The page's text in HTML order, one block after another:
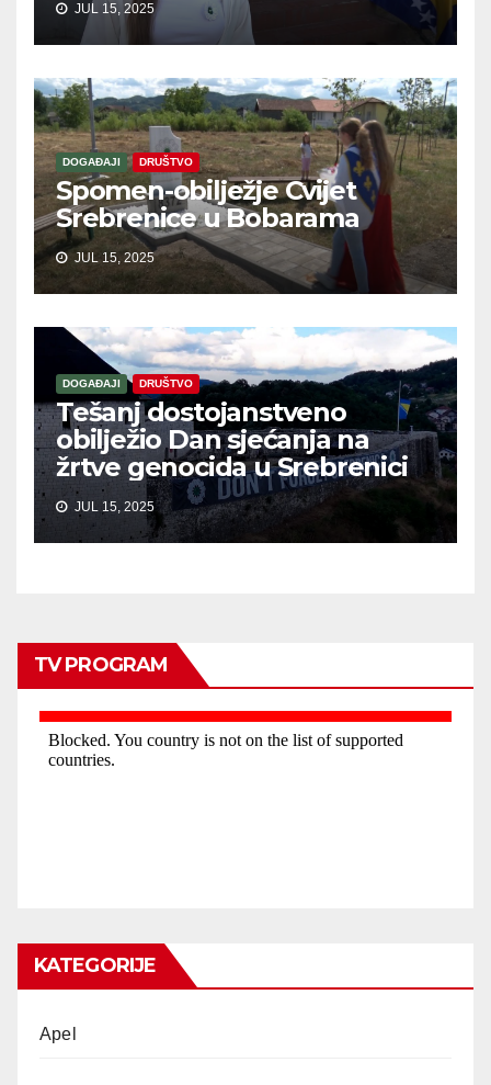
JUL 15, 2025
DOGAĐAJI DRUŠTVO
Spomen-obilježje Cvijet
Srebrenice u Bobarama
JUL 15, 2025
DOGAĐAJI DRUŠTVO
Tešanj dostojanstveno
obilježio Dan sjećanja na
žrtve genocida u Srebrenici
JUL 15, 2025
TV PROGRAM
KATEGORIJE
Apel